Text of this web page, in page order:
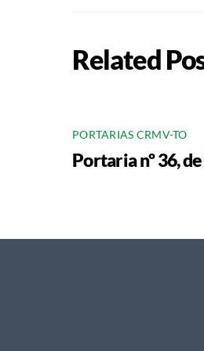
Related
PORTARIAS CRMV-TO
Portaria nº 36,